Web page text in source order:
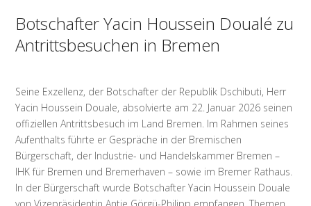
Botschafter Yacin Houssein Doualé zu
Antrittsbesuchen in Bremen
Seine Exzellenz, der Botschafter der Republik Dschibuti, Herr
Yacin Houssein Douale, absolvierte am 22. Januar 2026 seinen
offiziellen Antrittsbesuch im Land Bremen. Im Rahmen seines
Aufenthalts führte er Gespräche in der Bremischen
Bürgerschaft, der Industrie- und Handelskammer Bremen –
IHK für Bremen und Bremerhaven – sowie im Bremer Rathaus.
In der Bürgerschaft wurde Botschafter Yacin Houssein Douale